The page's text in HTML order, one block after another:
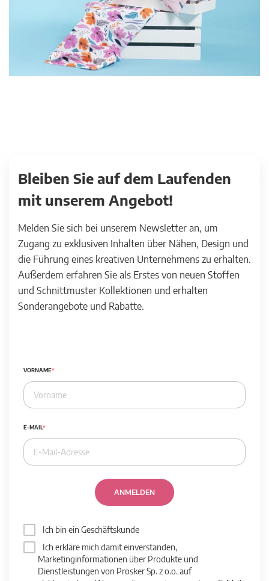
Bleiben Sie auf dem Laufenden
mit unserem Angebot!
Melden Sie sich bei unserem Newsletter an, um
Zugang zu exklusiven Inhalten über Nähen, Design und
die Führung eines kreativen Unternehmens zu erhalten.
Außerdem erfahren Sie als Erstes von neuen Stoffen
und Schnittmuster Kollektionen und erhalten
Sonderangebote und Rabatte.
VORNAME
E-MAIL
ANMELDEN
Ich bin ein Geschäftskunde
Ich erkläre mich damit einverstanden,
Marketinginformationen über Produkte und
Dienstleistungen von Prosker Sp. z o.o. auf